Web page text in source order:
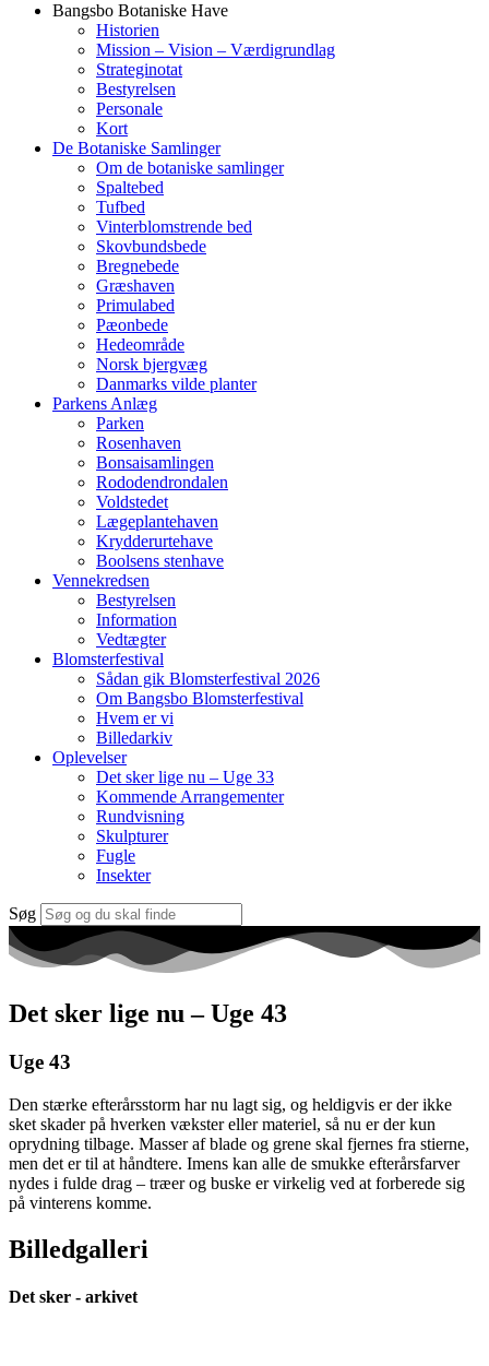
Bangsbo Botaniske Have
Historien
Mission – Vision – Værdigrundlag
Strateginotat
Bestyrelsen
Personale
Kort
De Botaniske Samlinger
Om de botaniske samlinger
Spaltebed
Tufbed
Vinterblomstrende bed
Skovbundsbede
Bregnebede
Græshaven
Primulabed
Pæonbede
Hedeområde
Norsk bjergvæg
Danmarks vilde planter
Parkens Anlæg
Parken
Rosenhaven
Bonsaisamlingen
Rododendrondalen
Voldstedet
Lægeplantehaven
Krydderurtehave
Boolsens stenhave
Vennekredsen
Bestyrelsen
Information
Vedtægter
Blomsterfestival
Sådan gik Blomsterfestival 2026
Om Bangsbo Blomsterfestival
Hvem er vi
Billedarkiv
Oplevelser
Det sker lige nu – Uge 33
Kommende Arrangementer
Rundvisning
Skulpturer
Fugle
Insekter
Søg
Det sker lige nu – Uge 43
Uge 43
Den stærke efterårsstorm har nu lagt sig, og heldigvis er der ikke
sket skader på hverken vækster eller materiel, så nu er der kun
oprydning tilbage. Masser af blade og grene skal fjernes fra stierne,
men det er til at håndtere. Imens kan alle de smukke efterårsfarver
nydes i fulde drag – træer og buske er virkelig ved at forberede sig
på vinterens komme.
Billedgalleri
Det sker - arkivet